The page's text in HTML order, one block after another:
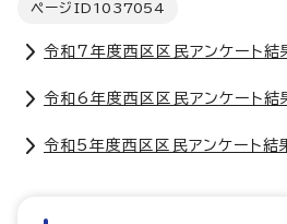
ページID 1037054
令和7年度西区区民アンケート結
令和6年度西区区民アンケート結
令和5年度西区区民アンケート結